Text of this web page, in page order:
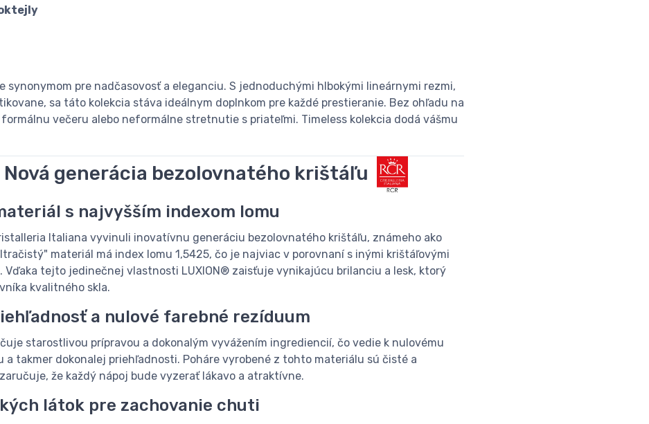
synonymom pre nadčasovosť a eleganciu. S jednoduchými hlbokými lineárnymi rezmi,
sa táto kolekcia stáva ideálnym doplnkom pre každé prestieranie. Bez ohľadu na
večeru alebo neformálne stretnutie s priateľmi. Timeless kolekcia dodá vášmu
Nová generácia bezolovnatého krištáľu
s najvyšším indexom lomu
Italiana vyvinuli inovatívnu generáciu bezolovnatého krištáľu, známeho ako
materiál má index lomu 1,5425, čo je najviac v porovnaní s inými krištáľovými
Vďaka tejto jedinečnej vlastnosti LUXION® zaisťuje vynikajúcu brilanciu a lesk, ktorý
kvalitného skla.
a nulové farebné rezíduum
starostlivou prípravou a dokonalým vyvážením ingrediencií, čo vedie k nulovému
a takmer dokonalej priehľadnosti. Poháre vyrobené z tohto materiálu sú čisté a
že každý nápoj bude vyzerať lákavo a atraktívne.
látok pre zachovanie chuti